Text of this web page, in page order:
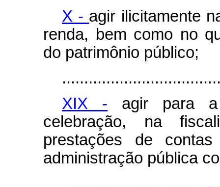
X - agir ilicitamente
renda, bem como no
do patrimônio público;
XIX - agir para a
celebração, na
prestações de
administração pública